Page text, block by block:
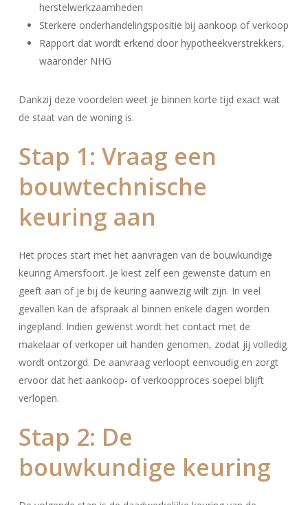
herstelwerkzaamheden
Sterkere onderhandelingspositie bij aankoop of verkoop
Rapport dat wordt erkend door hypotheekverstrekkers,
waaronder NHG
Dankzij deze voordelen weet je binnen korte tijd exact wat
de staat van de woning is.
Stap 1: Vraag een
bouwtechnische
keuring aan
Het proces start met het aanvragen van de bouwkundige
keuring Amersfoort. Je kiest zelf een gewenste datum en
geeft aan of je bij de keuring aanwezig wilt zijn. In veel
gevallen kan de afspraak al binnen enkele dagen worden
ingepland. Indien gewenst wordt het contact met de
makelaar of verkoper uit handen genomen, zodat jij volledig
wordt ontzorgd. De aanvraag verloopt eenvoudig en zorgt
ervoor dat het aankoop- of verkoopproces soepel blijft
verlopen.
Stap 2: De
bouwkundige keuring